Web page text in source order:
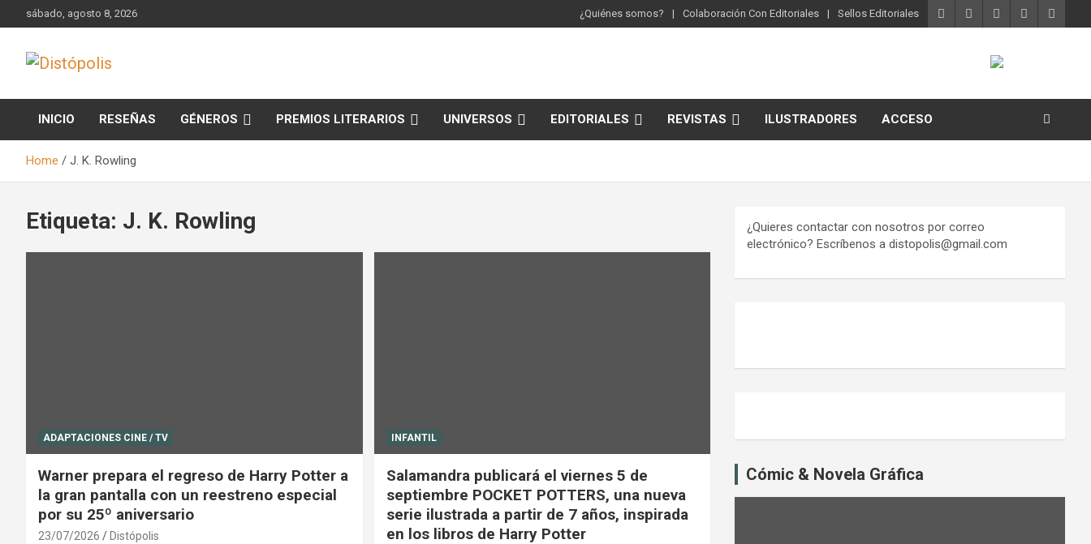
to
sábado, agosto 8, 2026 ¿Quiénes somos? Colaboración Con Editoriales Sellos Editoriales
Distópolis
INICIO RESEÑAS GÉNEROS PREMIOS LITERARIOS UNIVERSOS EDITORIALES REVISTAS ILUSTRADORES ACCESO
Home J. K. Rowling
Etiqueta: J. K. Rowling
ADAPTACIONES CINE / TV
Warner prepara el regreso de Harry Potter a
la gran pantalla con un reestreno especial
por su 25º aniversario
23/07/2026 Distópolis
INFANTIL
Salamandra publicará el viernes 5 de
septiembre POCKET POTTERS, una nueva
serie ilustrada a partir de 7 años, inspirada
en los libros de Harry Potter
¿Quieres contactar con nosotros por correo
electrónico? Escríbenos a distopolis@gmail.com
Cómic & Novela Gráfica